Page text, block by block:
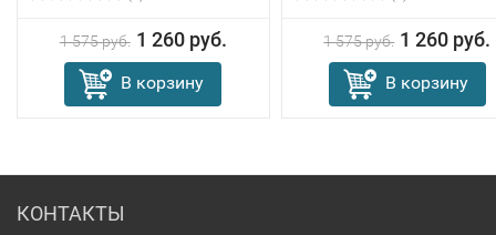
1 575 руб. 1 260 руб.
В корзину
1 575 руб. 1 260 руб.
В корзину
КОНТАКТЫ